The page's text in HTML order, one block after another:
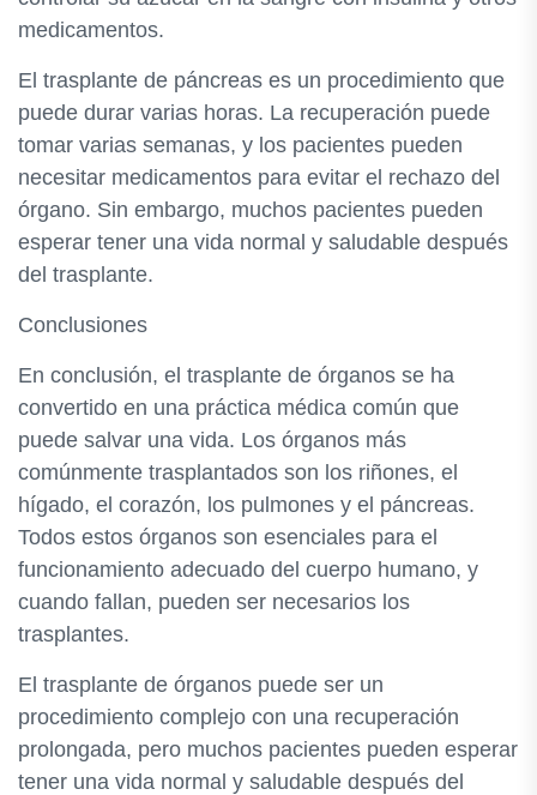
medicamentos.
El trasplante de páncreas es un procedimiento que
puede durar varias horas. La recuperación puede
tomar varias semanas, y los pacientes pueden
necesitar medicamentos para evitar el rechazo del
órgano. Sin embargo, muchos pacientes pueden
esperar tener una vida normal y saludable después
del trasplante.
Conclusiones
En conclusión, el trasplante de órganos se ha
convertido en una práctica médica común que
puede salvar una vida. Los órganos más
comúnmente trasplantados son los riñones, el
hígado, el corazón, los pulmones y el páncreas.
Todos estos órganos son esenciales para el
funcionamiento adecuado del cuerpo humano, y
cuando fallan, pueden ser necesarios los
trasplantes.
El trasplante de órganos puede ser un
procedimiento complejo con una recuperación
prolongada, pero muchos pacientes pueden esperar
tener una vida normal y saludable después del